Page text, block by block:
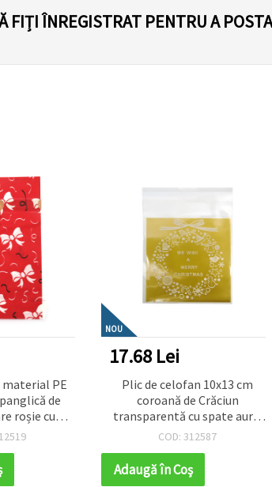
FIȚI ÎNREGISTRAT PENTRU A
material PE
de
roșie cu
NOU
17.68 Lei
Plic de celofan 10x13 cm
coroană de Crăciun
transparentă cu spate auriu
și adeziv - 100 bucăți
COD: 312587
Adaugă în Coş